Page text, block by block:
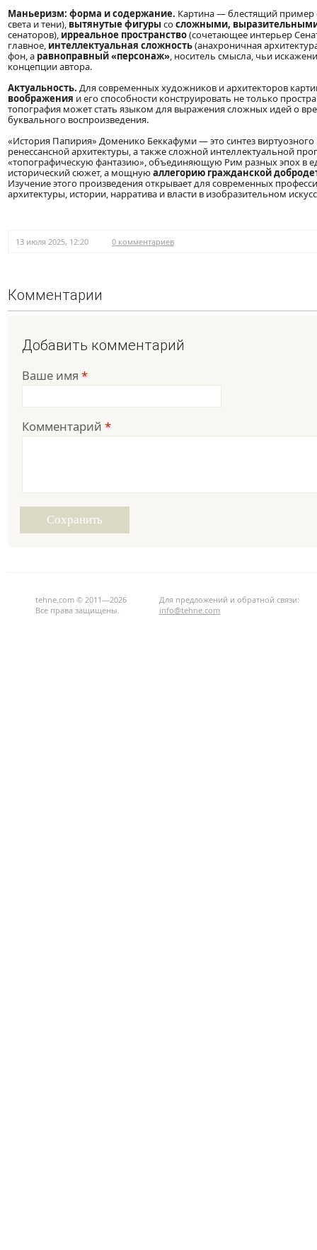
Маньеризм: форма и содержание. Картина — блестящий пример
света и тени), вытянутые фигуры сосложными,
сенаторов), ирреальное пространство(сочетающее интерьер
главное, интеллектуальная сложность(анахроничная
фон, а равноправный «персонаж», носитель смысла, чьи
концепции автора.
Актуальность. Для современных художников и архитекторов
воображения и его способности конструировать не только
топография может стать языком для выражения сложных идей о
буквального воспроизведения.
«История Папирия» Доменико Беккафуми — это синтез
ренессансной архитектуры, а также сложной интеллектуальной
«топографическую фантазию», объединяющую Рим разных эпох в
исторический сюжет, а мощнуюаллегорию гражданской
Изучение этого произведения открывает для современных
архитектуры, истории, нарратива и власти в изобразительном
13 июля 2025, 12:20 0 комментариев
Комментарии
Добавить комментарий
Ваше имя *
Комментарий *
tehne.com © 2011—2026
Все права защищены.
Для предложений и обратной связи:
info@tehne.com